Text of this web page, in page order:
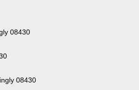
08430
08430